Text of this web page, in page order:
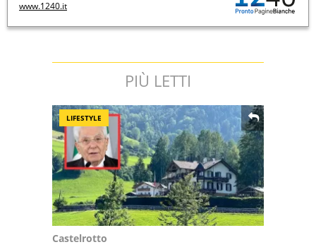
www.1240.it
PIÙ LETTI
LIFESTYLE
Castelrotto